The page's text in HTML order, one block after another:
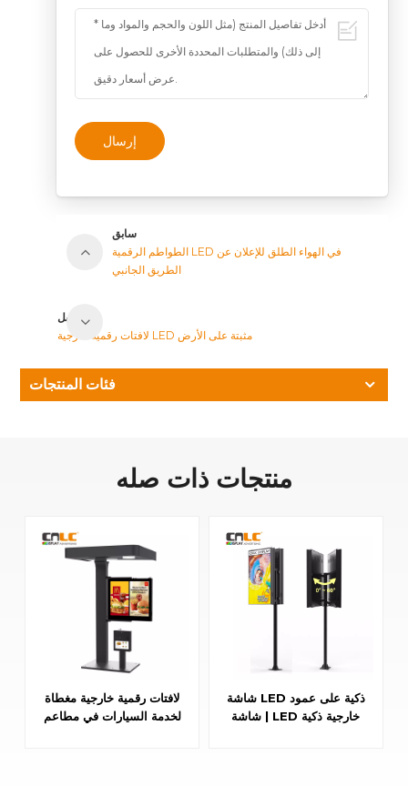
إرسال
سابق
الطواطم الرقمية LED في الهواء الطلق للإعلان عن
الطريق الجانبي
مقبل
لافتات رقمية خارجية LED مثبتة على الأرض
فئات المنتجات
منتجات ذات صله
لافتات رقمية خارجية مغطاة
لخدمة السيارات في مطاعم
شاشة LED ذكية على عمود
| شاشة LED خارجية ذكية